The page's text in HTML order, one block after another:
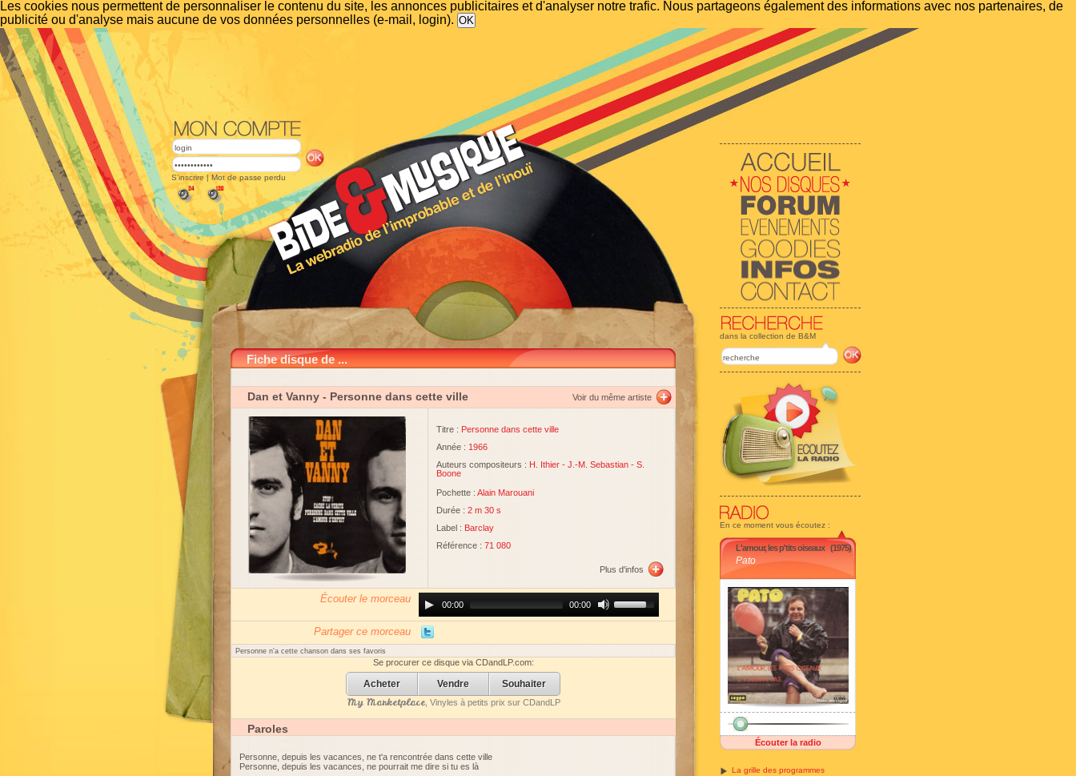
Les cookies nous permettent de personnaliser le contenu du site, les annonces publicitaires et d'analyser notre trafic. Nous partageons également des informations avec nos partenaires, de
publicité ou d'analyse mais aucune de vos données personnelles (e-mail, login).
dans la collection de B&M
En ce moment vous écoutez :
L'amour, les p'tits oiseaux (1975)
Pato
Écouter la radio
La grille des programmes
S'inscrire | Mot de passe perdu
Fiche disque de ...
Dan et Vanny - Personne dans cette ville Voir du même artiste
Titre : Personne dans cette ville
Année : 1966
Auteurs compositeurs : H. Ithier - J.-M. Sebastian - S.
Boone
Pochette : Alain Marouani
Durée : 2 m 30 s
Label : Barclay
Référence : 71 080
Plus d'infos
Écouter le morceau
Player00:00 00:00
Up/Down
Arrow
increase
or
Partager ce morceau
Personne n'a cette chanson dans ses favoris
Se procurer ce disque via CDandLP.com:
Acheter Vendre Souhaiter
My Marketplace, Vinyles à petits prix sur CDandLP
Paroles
Personne, depuis les vacances, ne t'a rencontrée dans cette ville
Personne, depuis les vacances, ne pourrait me dire si tu es là